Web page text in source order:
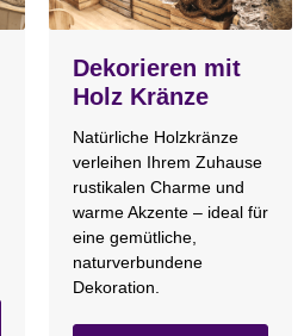
Dekorieren mit
Holz Kränze
Natürliche Holzkränze
verleihen Ihrem Zuhause
rustikalen Charme und
warme Akzente – ideal für
eine gemütliche,
naturverbundene
Dekoration.